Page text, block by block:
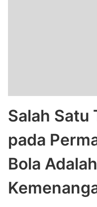
Salah Satu
pada
Bola